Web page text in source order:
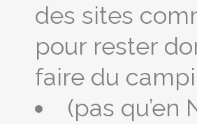
des sites
pour rester
faire du
(pas